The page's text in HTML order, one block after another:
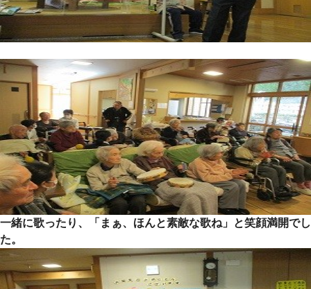
一緒に歌ったり、「まぁ、ほんと素敵な歌ね」と笑顔満開でし
た。